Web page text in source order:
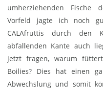
umherziehenden Fische
Vorfeld jagte ich noch
CALAfruttis durch den
abfallenden Kante auch
jetzt fragen, warum
Boilies? Dies hat einen
Abwechslung und somit